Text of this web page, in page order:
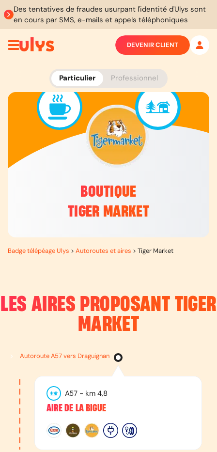
Des tentatives de fraudes usurpant l'identité d'Ulys sont
en cours par SMS, e-mails et appels téléphoniques
Particulier Professionnel
DEVENIR CLIENT
BOUTIQUE
TIGER MARKET
Badge télépéage Ulys > Autoroutes et aires > Tiger Market
LES AIRES PROPOSANT TIGER
MARKET
Autoroute A57 vers Draguignan
A57 - km 4,8
AIRE DE LA BIGUE